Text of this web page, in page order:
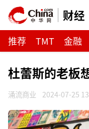
财经
推荐 TMT 金融
杜蕾斯的老板
涌流商业 2024-07-25